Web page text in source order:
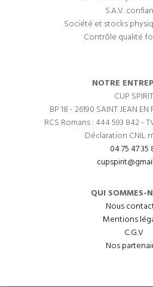
S.A.V.
Société et stocks
Contrôle qualité
NOTRE
CUP SPIRIT
BP 18 - 26190 SAINT JEAN
RCS Romans : 444 593 842 -
Déclaration CNIL
04 75 47 35
QUI SOMMES-
Nous
Mentions
C.G.V
Nos